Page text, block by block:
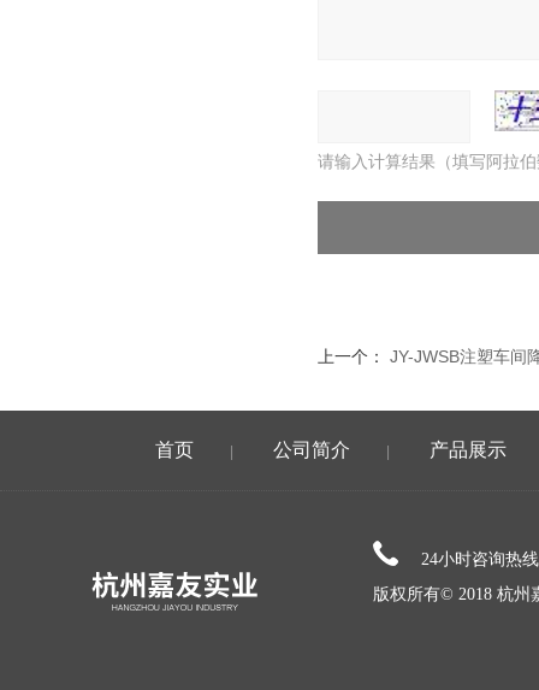
请输入计算结果（填写阿拉
上一个： JY-JWSB注塑车间
首页 公司简介 产品展示
24小时咨询热
版权所有© 2018 杭州